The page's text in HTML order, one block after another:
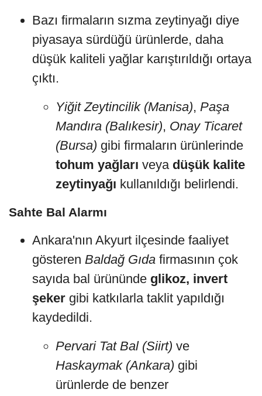
Bazı firmaların sızma zeytinyağı diye
piyasaya sürdüğü ürünlerde, daha
düşük kaliteli yağlar karıştırıldığı ortaya
çıktı.
Yiğit Zeytincilik (Manisa), Paşa
Mandıra (Balıkesir), Onay Ticaret
(Bursa) gibi firmaların ürünlerinde
tohum yağları veya düşük kalite
zeytinyağı kullanıldığı belirlendi.
Sahte Bal Alarmı
Ankara'nın Akyurt ilçesinde faaliyet
gösteren Baldağ Gıda firmasının çok
sayıda bal ürününde glikoz, invert
şeker gibi katkılarla taklit yapıldığı
kaydedildi.
Pervari Tat Bal (Siirt) ve
Haskaymak (Ankara) gibi
ürünlerde de benzer